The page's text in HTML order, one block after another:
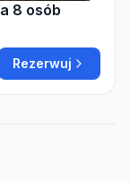
8 osób
Rezerwuj